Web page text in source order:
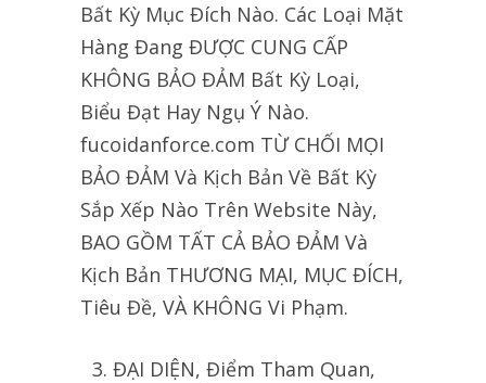
Bất Kỳ Mục Đích Nào. Các Loại Mặt
Hàng Đang ĐƯỢC CUNG CẤP
KHÔNG BẢO ĐẢM Bất Kỳ Loại,
Biểu Đạt Hay Ngụ Ý Nào.
fucoidanforce.com TỪ CHỐI MỌI
BẢO ĐẢM Và Kịch Bản Về Bất Kỳ
Sắp Xếp Nào Trên Website Này,
BAO GỒM TẤT CẢ BẢO ĐẢM Và
Kịch Bản THƯƠNG MẠI, MỤC ĐÍCH,
Tiêu Đề, VÀ KHÔNG Vi Phạm.
ĐẠI DIỆN, Điểm Tham Quan,